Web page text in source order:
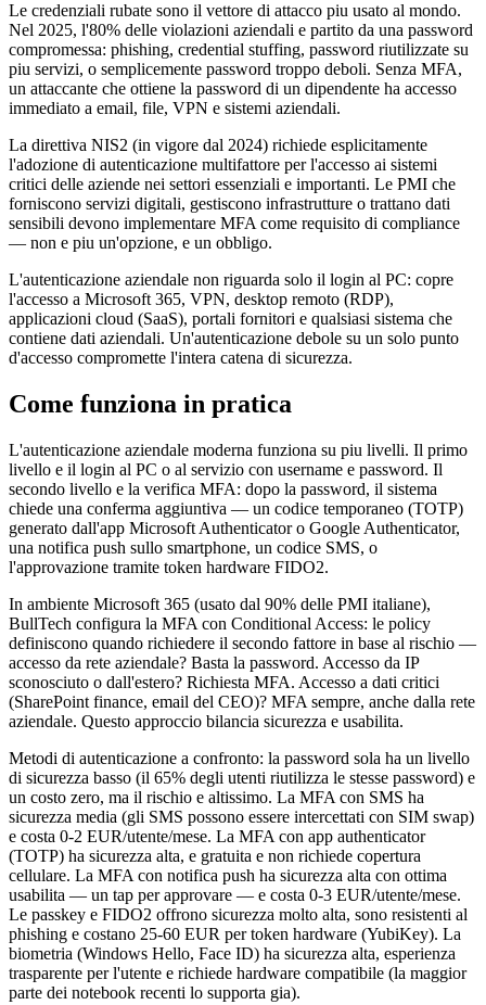
Le credenziali rubate sono il vettore di attacco piu usato al mondo.
Nel 2025, l'80% delle violazioni aziendali e partito da una password
compromessa: phishing, credential stuffing, password riutilizzate su
piu servizi, o semplicemente password troppo deboli. Senza MFA,
un attaccante che ottiene la password di un dipendente ha accesso
immediato a email, file, VPN e sistemi aziendali.
La direttiva NIS2 (in vigore dal 2024) richiede esplicitamente
l'adozione di autenticazione multifattore per l'accesso ai sistemi
critici delle aziende nei settori essenziali e importanti. Le PMI che
forniscono servizi digitali, gestiscono infrastrutture o trattano dati
sensibili devono implementare MFA come requisito di compliance
— non e piu un'opzione, e un obbligo.
L'autenticazione aziendale non riguarda solo il login al PC: copre
l'accesso a Microsoft 365, VPN, desktop remoto (RDP),
applicazioni cloud (SaaS), portali fornitori e qualsiasi sistema che
contiene dati aziendali. Un'autenticazione debole su un solo punto
d'accesso compromette l'intera catena di sicurezza.
Come funziona in pratica
L'autenticazione aziendale moderna funziona su piu livelli. Il primo
livello e il login al PC o al servizio con username e password. Il
secondo livello e la verifica MFA: dopo la password, il sistema
chiede una conferma aggiuntiva — un codice temporaneo (TOTP)
generato dall'app Microsoft Authenticator o Google Authenticator,
una notifica push sullo smartphone, un codice SMS, o
l'approvazione tramite token hardware FIDO2.
In ambiente Microsoft 365 (usato dal 90% delle PMI italiane),
BullTech configura la MFA con Conditional Access: le policy
definiscono quando richiedere il secondo fattore in base al rischio —
accesso da rete aziendale? Basta la password. Accesso da IP
sconosciuto o dall'estero? Richiesta MFA. Accesso a dati critici
(SharePoint finance, email del CEO)? MFA sempre, anche dalla rete
aziendale. Questo approccio bilancia sicurezza e usabilita.
Metodi di autenticazione a confronto: la password sola ha un livello
di sicurezza basso (il 65% degli utenti riutilizza le stesse password) e
un costo zero, ma il rischio e altissimo. La MFA con SMS ha
sicurezza media (gli SMS possono essere intercettati con SIM swap)
e costa 0-2 EUR/utente/mese. La MFA con app authenticator
(TOTP) ha sicurezza alta, e gratuita e non richiede copertura
cellulare. La MFA con notifica push ha sicurezza alta con ottima
usabilita — un tap per approvare — e costa 0-3 EUR/utente/mese.
Le passkey e FIDO2 offrono sicurezza molto alta, sono resistenti al
phishing e costano 25-60 EUR per token hardware (YubiKey). La
biometria (Windows Hello, Face ID) ha sicurezza alta, esperienza
trasparente per l'utente e richiede hardware compatibile (la maggior
parte dei notebook recenti lo supporta gia).